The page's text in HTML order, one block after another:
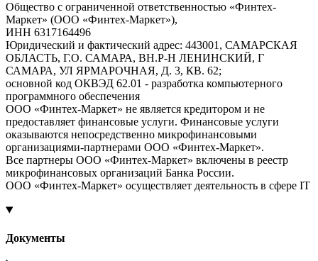
Общество с ограниченной ответственностью «Финтех-
Маркет» (ООО «Финтех-Маркет»),
ИНН 6317164496
Юридический и фактический адрес: 443001, САМАРСКАЯ
ОБЛАСТЬ, Г.О. САМАРА, ВН.Р-Н ЛЕНИНСКИЙ, Г
САМАРА, УЛ ЯРМАРОЧНАЯ, Д. 3, КВ. 62;
основной код ОКВЭД 62.01 - разработка компьютерного
программного обеспечения
ООО «Финтех-Маркет» не является кредитором и не
предоставляет финансовые услуги. Финансовые услуги
оказываются непосредственно микрофинансовыми
организациями-партнерами ООО «Финтех-Маркет».
Все партнеры ООО «Финтех-Маркет» включены в реестр
микрофинансовых организаций Банка России.
ООО «Финтех-Маркет» осуществляет деятельность в сфере IT
Документы